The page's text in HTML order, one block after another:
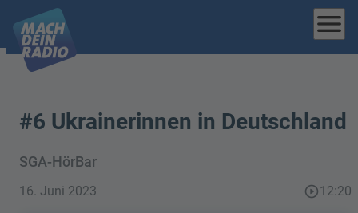
menu
#6 Ukrainerinnen in Deutschland
SGA-HörBar
16. Juni 2023 play_circle_outline12:20